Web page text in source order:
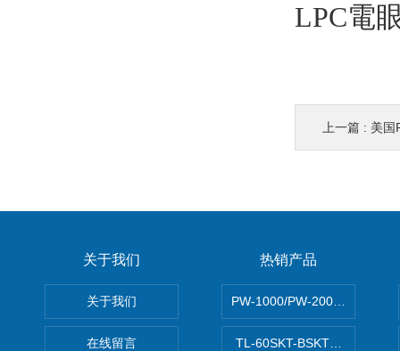
LPC電
上一篇 : 美国
关于我们
关于我们
在线留言
热销产品
PW-1000/PW-
TL-60SKT-BSKTC张力控制器